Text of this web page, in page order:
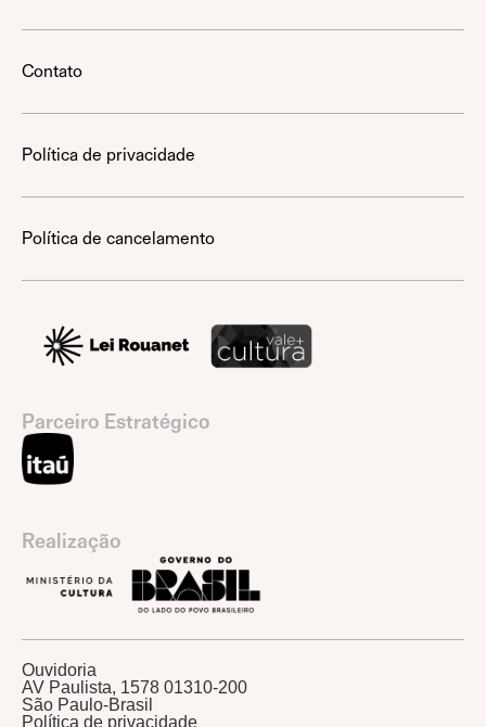
Contato
Política de privacidade
Política de cancelamento
Parceiro Estratégico
Realização
Ouvidoria
AV Paulista, 1578 01310-200
São Paulo-Brasil
Política de privacidade